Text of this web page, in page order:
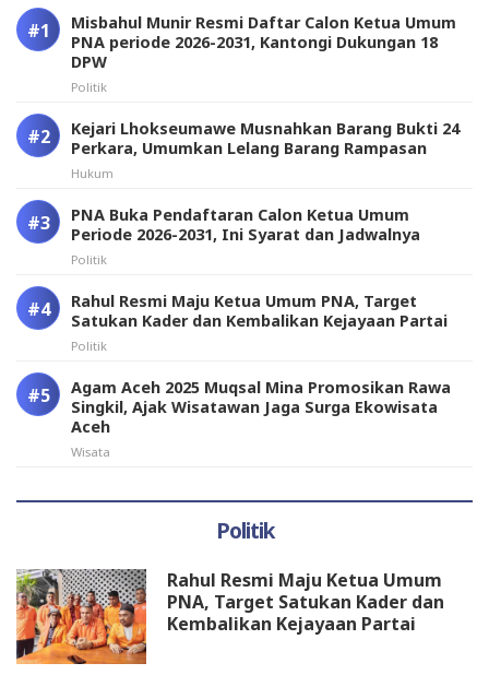
Misbahul Munir Resmi Daftar Calon Ketua Umum
PNA periode 2026-2031, Kantongi Dukungan 18
DPW
Politik
Kejari Lhokseumawe Musnahkan Barang Bukti 24
Perkara, Umumkan Lelang Barang Rampasan
Hukum
PNA Buka Pendaftaran Calon Ketua Umum
Periode 2026-2031, Ini Syarat dan Jadwalnya
Politik
Rahul Resmi Maju Ketua Umum PNA, Target
Satukan Kader dan Kembalikan Kejayaan Partai
Politik
Agam Aceh 2025 Muqsal Mina Promosikan Rawa
Singkil, Ajak Wisatawan Jaga Surga Ekowisata
Aceh
Wisata
Politik
Rahul Resmi Maju Ketua Umum
PNA, Target Satukan Kader dan
Kembalikan Kejayaan Partai